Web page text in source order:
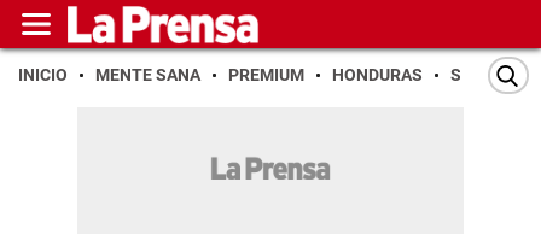
INICIO MENTE SANA PREMIUM HONDURAS SAN PEDRO